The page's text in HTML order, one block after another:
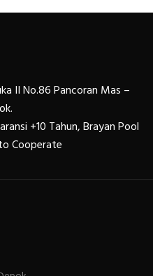
II No.86 Pancoran Mas –
+10 Tahun, Brayan Pool
Cooperate